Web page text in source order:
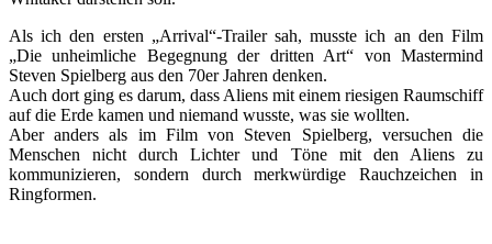
Als ich den ersten „Arrival“-Trailer sah, musste ich an den Film
„Die unheimliche Begegnung der dritten Art“ von Mastermind
Steven Spielberg aus den 70er Jahren denken.
Auch dort ging es darum, dass Aliens mit einem riesigen Raumschiff
auf die Erde kamen und niemand wusste, was sie wollten.
Aber anders als im Film von Steven Spielberg, versuchen die
Menschen nicht durch Lichter und Töne mit den Aliens zu
kommunizieren, sondern durch merkwürdige Rauchzeichen in
Ringformen.